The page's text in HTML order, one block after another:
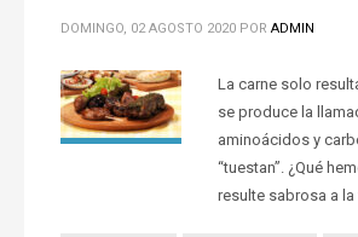
DOMINGO, 02 AGOSTO 2020 POR ADMIN
La carne solo
se produce la
aminoácidos y
“tuestan”. ¿Qué
resulte sabrosa a la